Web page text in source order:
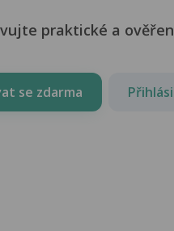
praktické a
se zdarma